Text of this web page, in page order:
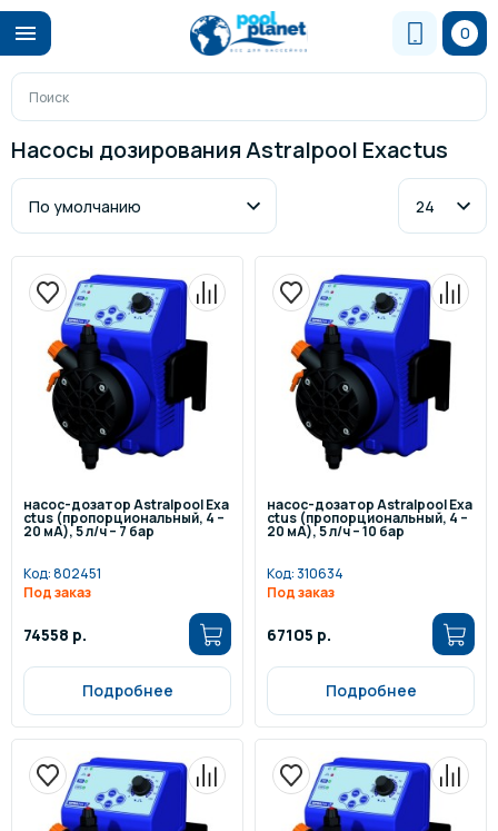
0
Насосы дозирования Astralpool Exactus
насос-дозатор Astralpool Exa
ctus (пропорциональный, 4 –
20 мА), 5 л/ч – 7 бар
Код:802451
Под заказ
74558 р.
Подробнее
насос-дозатор Astralpool Exa
ctus (пропорциональный, 4 –
20 мА), 5 л/ч – 10 бар
Код:310634
Под заказ
67105 р.
Подробнее